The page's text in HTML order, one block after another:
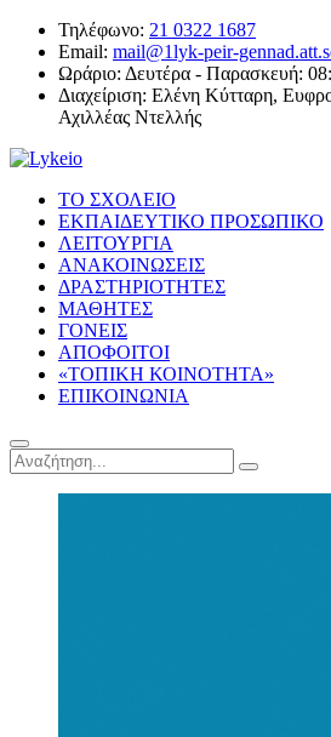
Τηλέφωνο: 21 0322 1687
Email: mail@1lyk-peir-
Ωράριο: Δευτέρα - Παρασκευή:
Διαχείριση: Ελένη Κύτταρη,
Αχιλλέας Ντελλής
ΤΟ ΣΧΟΛΕΙΟ
ΕΚΠΑΙΔΕΥΤΙΚΟ ΠΡΟΣΩΠΙΚΟ
ΛΕΙΤΟΥΡΓΙΑ
ΑΝΑΚΟΙΝΩΣΕΙΣ
ΔΡΑΣΤΗΡΙΟΤΗΤΕΣ
ΜΑΘΗΤΕΣ
ΓΟΝΕΙΣ
ΑΠΟΦΟΙΤΟΙ
«ΤΟΠΙΚΗ ΚΟΙΝΟΤΗΤΑ»
ΕΠΙΚΟΙΝΩΝΙΑ